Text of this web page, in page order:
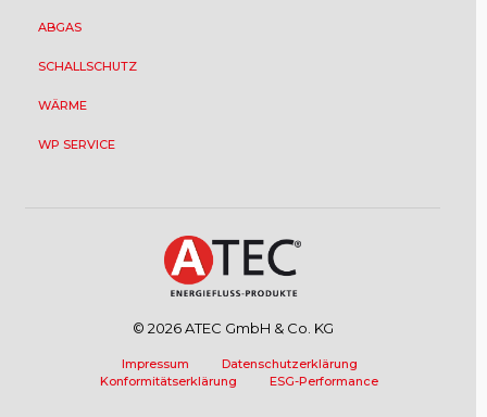
ABGAS
SCHALLSCHUTZ
WÄRME
WP SERVICE
© 2026 ATEC GmbH & Co. KG
Impressum
Datenschutzerklärung
Konformitätserklärung
ESG-Performance